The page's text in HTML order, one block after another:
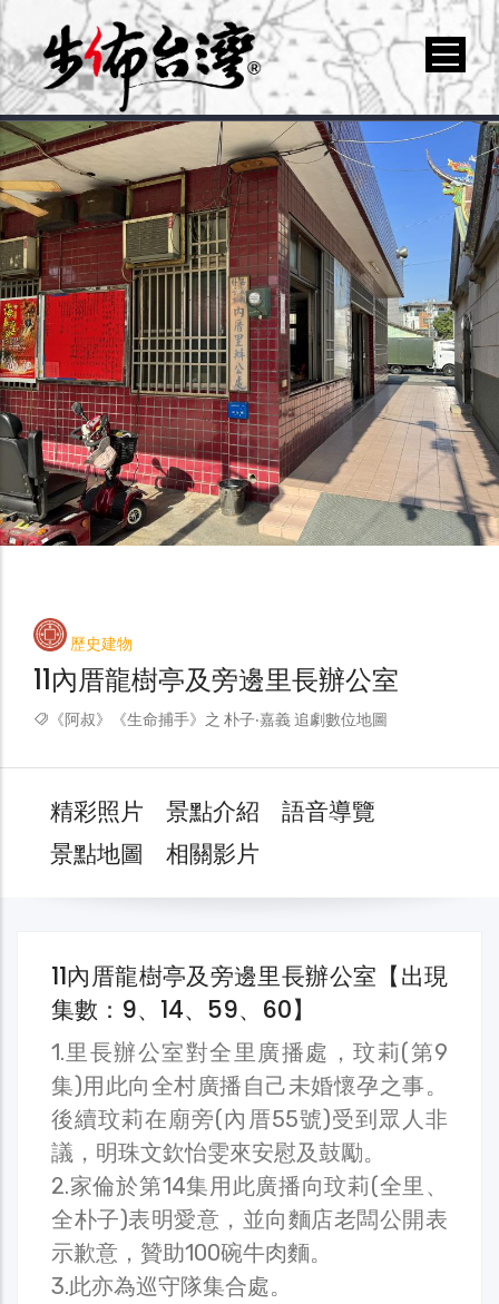
歷史建物
11內厝龍樹亭及旁邊里長辦公室
《阿叔》《生命捕手》之 朴子‧嘉義 追劇數位地圖
精彩照片 景點介紹
語音導覽
景點地圖
相關影片
11內厝龍樹亭及旁邊里長辦公室【出現
集數：9、14、59、60】
1.里長辦公室對全里廣播處，玟莉(第9
集)用此向全村廣播自己未婚懷孕之事。
後續玟莉在廟旁(內厝55號)受到眾人非
議，明珠文欽怡雯來安慰及鼓勵。
2.家倫於第14集用此廣播向玟莉(全里、
全朴子)表明愛意，並向麵店老闆公開表
示歉意，贊助100碗牛肉麵。
3.此亦為巡守隊集合處。